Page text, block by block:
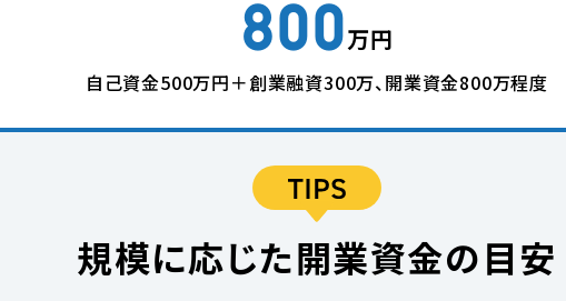
800万円
自己資金500万円＋創業融資300万、 開業資金800万程度
規模に応じた開業資金の目安